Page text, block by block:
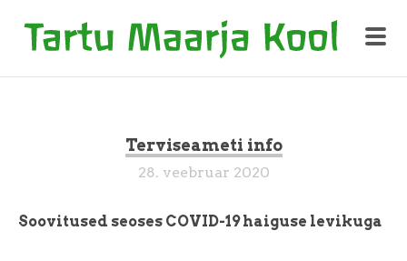
Terviseameti info
28. veebruar 2020
Soovitused seoses COVID-19 haiguse levikuga